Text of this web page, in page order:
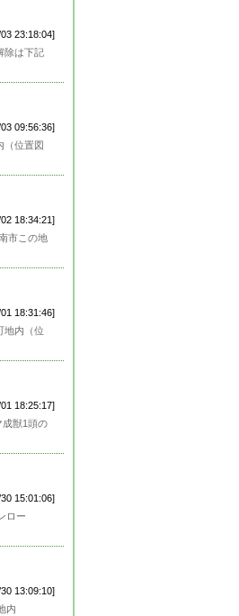
23:18:04]
除は下記
09:56:36]
位置図
18:34:21]
市この地
18:31:46]
地内（位
18:25:17]
成獣1頭の
15:01:06]
ロー
13:09:10]
内